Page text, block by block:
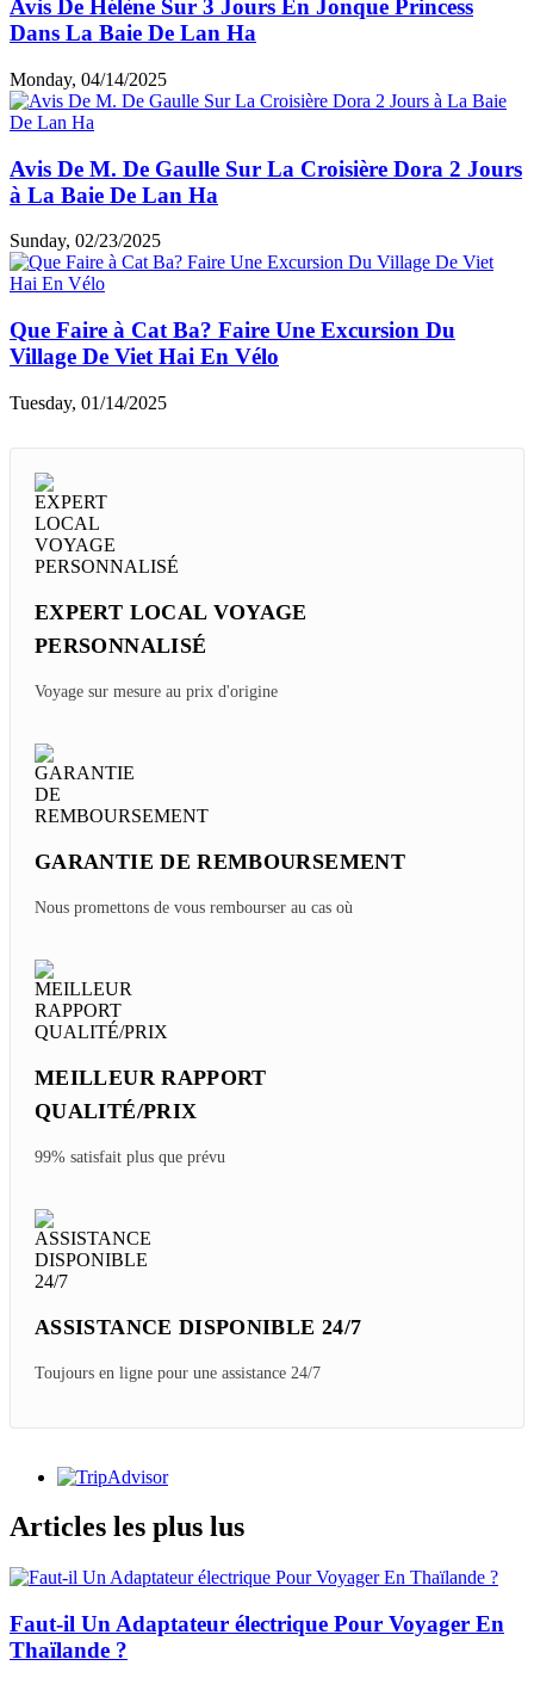
Avis De Hélène Sur 3 Jours En Jonque Princess
Dans La Baie De Lan Ha
Monday, 04/14/2025
Avis De M. De Gaulle Sur La Croisière Dora 2 Jours
à La Baie De Lan Ha
Sunday, 02/23/2025
Que Faire à Cat Ba? Faire Une Excursion Du
Village De Viet Hai En Vélo
Tuesday, 01/14/2025
EXPERT LOCAL VOYAGE
PERSONNALISÉ
Voyage sur mesure au prix d'origine
GARANTIE DE REMBOURSEMENT
Nous promettons de vous rembourser au cas où
MEILLEUR RAPPORT
QUALITÉ/PRIX
99% satisfait plus que prévu
ASSISTANCE DISPONIBLE 24/7
Toujours en ligne pour une assistance 24/7
Articles les plus lus
Faut-il Un Adaptateur électrique Pour Voyager En
Thaïlande ?